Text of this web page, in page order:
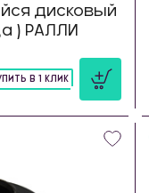
дисковый
) РАЛЛИ
В 1 КЛИК